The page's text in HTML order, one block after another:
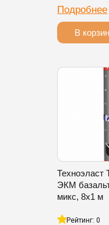
Подробнее
В
Техноэласт
ЭКМ
микс, 8х1 м
Рейтинг: 0